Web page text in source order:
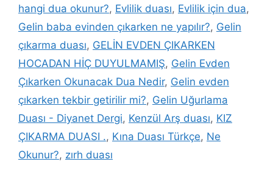
hangi dua okunur?, Evlilik duası, Evlilik için dua,
Gelin baba evinden çıkarken ne yapılır?, Gelin
çıkarma duası, GELİN EVDEN ÇIKARKEN
HOCADAN HİÇ DUYULMAMIŞ, Gelin Evden
Çıkarken Okunacak Dua Nedir, Gelin evden
çıkarken tekbir getirilir mi?, Gelin Uğurlama
Duası - Diyanet Dergi, Kenzül Arş duası, KIZ
ÇIKARMA DUASI ., Kına Duası Türkçe, Ne
Okunur?, zırh duası